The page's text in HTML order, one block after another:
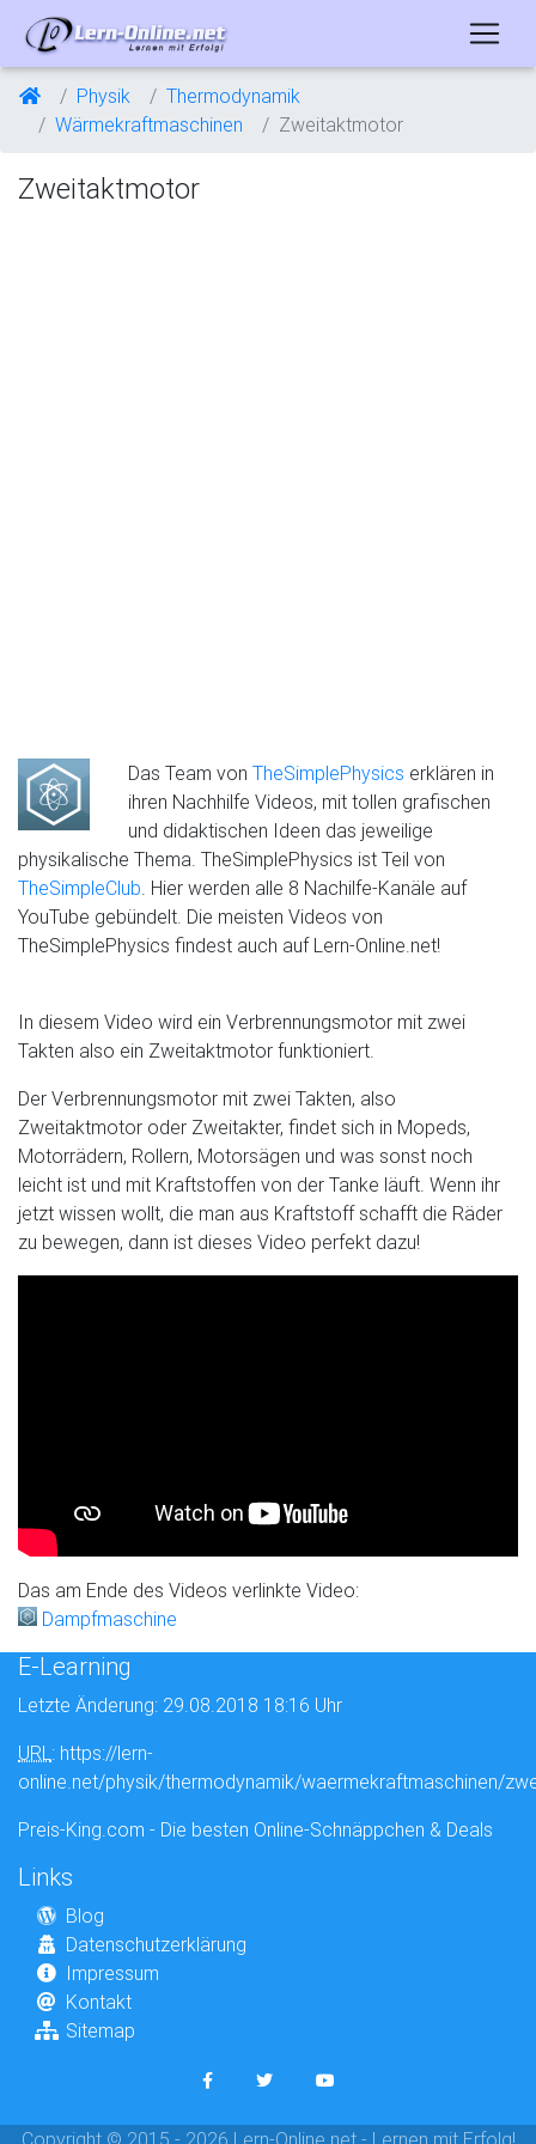
Physik
Thermodynamik
Wärmekraftmaschinen
Zweitaktmotor
Zweitaktmotor
Das Team von TheSimplePhysics erklären in
ihren Nachhilfe Videos, mit tollen grafischen
und didaktischen Ideen das jeweilige
physikalische Thema. TheSimplePhysics ist Teil von
TheSimpleClub. Hier werden alle 8 Nachilfe-Kanäle auf
YouTube gebündelt. Die meisten Videos von
TheSimplePhysics findest auch auf Lern-Online.net!
In diesem Video wird ein Verbrennungsmotor mit zwei
Takten also ein Zweitaktmotor funktioniert.
Der Verbrennungsmotor mit zwei Takten, also
Zweitaktmotor oder Zweitakter, findet sich in Mopeds,
Motorrädern, Rollern, Motorsägen und was sonst noch
leicht ist und mit Kraftstoffen von der Tanke läuft. Wenn ihr
jetzt wissen wollt, die man aus Kraftstoff schafft die Räder
zu bewegen, dann ist dieses Video perfekt dazu!
Das am Ende des Videos verlinkte Video:
Dampfmaschine
E-Learning
Letzte Änderung: 29.08.2018 18:16 Uhr
URL: https://lern-
online.net/physik/thermodynamik/waermekraftmaschinen/
Preis-King.com - Die besten Online-Schnäppchen & Deals
Links
Blog
Datenschutzerklärung
Impressum
Kontakt
Sitemap